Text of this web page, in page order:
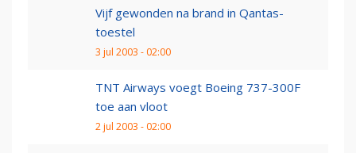
Vijf gewonden na brand in Qantas-
toestel
3 jul 2003 - 02:00
TNT Airways voegt Boeing 737-300F
toe aan vloot
2 jul 2003 - 02:00